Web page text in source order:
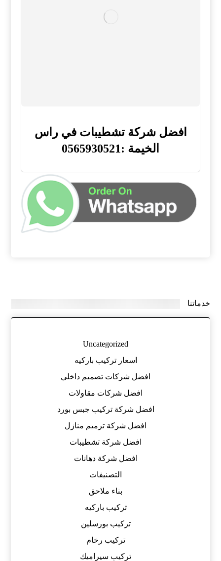
افضل شركة تشطيبات في راس
الخيمة :0565930521
خدماتنا
Uncategorized
اسعار تركيب باركيه
افضل شركات تصميم داخلي
افضل شركات مقاولات
افضل شركة تركيب جبس بورد
افضل شركة ترميم منازل
افضل شركة تشطيبات
افضل شركة دهانات
التصنيفات
بناء ملاحق
تركيب باركيه
تركيب بورسلين
تركيب رخام
تركيب سيراميك